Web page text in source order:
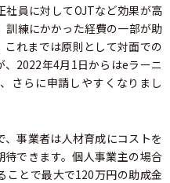
員に対してOJTなど効果が高
訓練にかかった経費の一部が助
れまでは原則として対面での
2022年4月1日からはeラーニ
さらに申請しやすくなりまし
事業者は人材育成にコストを
できます。個人事業主の場合
ことで最大で120万円の助成金